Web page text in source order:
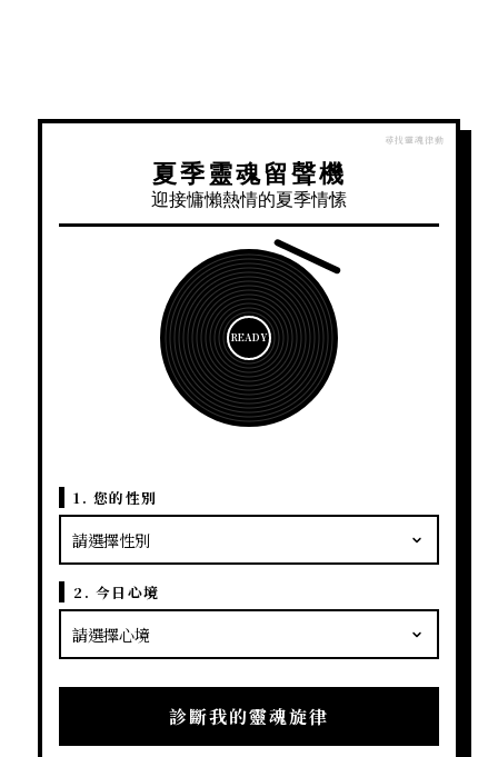
夏季靈魂留聲機
迎接慵懶熱情的夏季情愫
READY
1. 您的性別
2. 今日心境
診斷我的靈魂旋律